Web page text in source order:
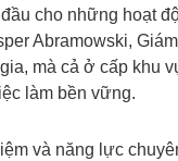
cho những hoạt
Abramowski,
mà cả ở cấp khu
làm bền vững.
và năng lực